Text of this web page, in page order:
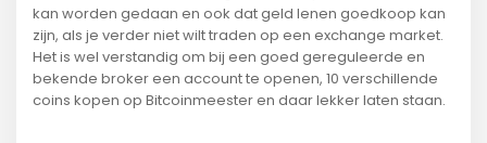
kan worden gedaan en ook dat geld lenen goedkoop kan
zijn, als je verder niet wilt traden op een exchange market.
Het is wel verstandig om bij een goed gereguleerde en
bekende broker een account te openen, 10 verschillende
coins kopen op Bitcoinmeester en daar lekker laten staan.